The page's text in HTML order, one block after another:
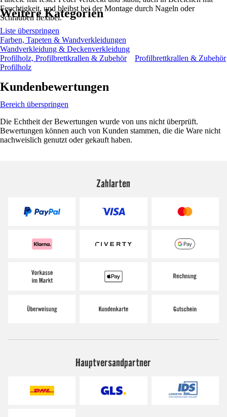
Feuchtigkeit, und bleibst bei der Montage durch Nageln oder
Schrauben flexibel.
Weitere Kategorien
Liste überspringen
Farben, Tapeten & Wandverkleidungen
Wandverkleidung & Deckenverkleidung
Profilholz, Profilbrettkrallen & Zubehör
Profilbrettkrallen & Zubehör
Profilholz
Kundenbewertungen
Bereich überspringen
Die Echtheit der Bewertungen wurde von uns nicht überprüft.
Bewertungen können auch von Kunden stammen, die die Ware nicht
nachweislich genutzt oder gekauft haben.
Zahlarten
Hauptversandpartner